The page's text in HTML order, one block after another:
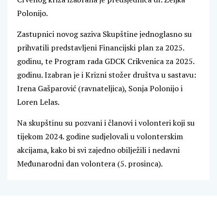
Polonijo.
Zastupnici novog saziva Skupštine jednoglasno su
prihvatili predstavljeni Financijski plan za 2025.
godinu, te Program rada GDCK Crikvenica za 2025.
godinu. Izabran je i Krizni stožer društva u sastavu:
Irena Gašparović (ravnateljica), Sonja Polonijo i
Loren Lelas.
Na skupštinu su pozvani i članovi i volonteri koji su
tijekom 2024. godine sudjelovali u volonterskim
akcijama, kako bi svi zajedno obilježili i nedavni
Međunarodni dan volontera (5. prosinca).